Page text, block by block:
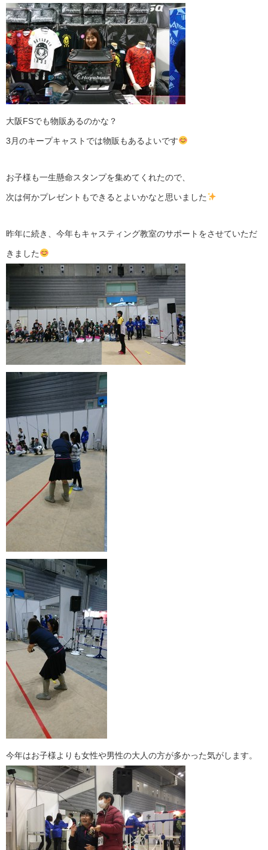
大阪FSでも物販あるのかな？
3月のキープキャストでは物販もあるよいです
お子様も一生懸命スタンプを集めてくれたので、
次は何かプレゼントもできるとよいかなと思いました
昨年に続き、今年もキャスティング教室のサポートをさせていただ
きました
今年はお子様よりも女性や男性の大人の方が多かった気がします。